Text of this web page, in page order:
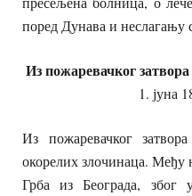
поред Дунава и
Из пожаревачког затвора
1. јуна
Из пожаревачког
окорелих злочинаца.
Грба из Београда, због